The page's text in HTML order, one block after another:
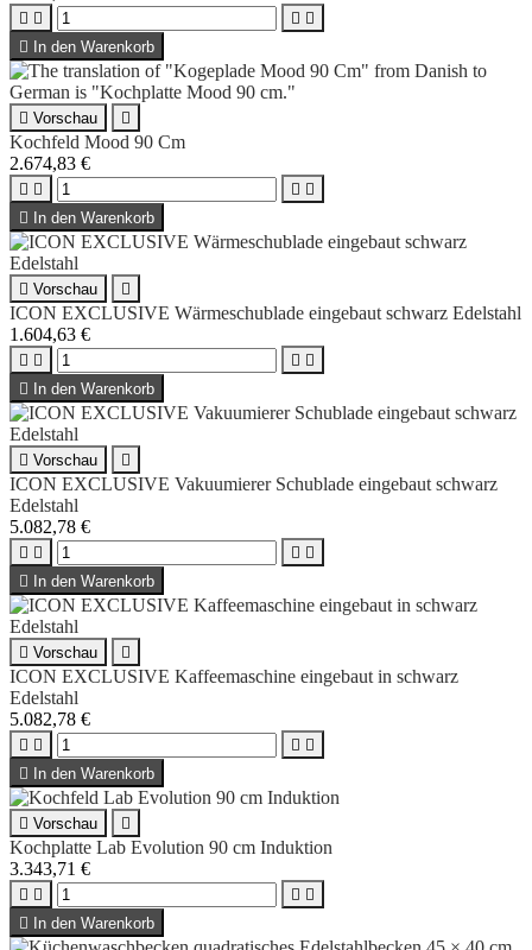
   

In den Warenkorb
 Vorschau 
Kochfeld Mood 90 Cm
2.674,83 €
   

In den Warenkorb
 Vorschau 
ICON EXCLUSIVE Wärmeschublade eingebaut schwarz Edelstahl
1.604,63 €
   

In den Warenkorb
 Vorschau 
ICON EXCLUSIVE Vakuumierer Schublade eingebaut schwarz
Edelstahl
5.082,78 €
   

In den Warenkorb
 Vorschau 
ICON EXCLUSIVE Kaffeemaschine eingebaut in schwarz
Edelstahl
5.082,78 €
   

In den Warenkorb
 Vorschau 
Kochplatte Lab Evolution 90 cm Induktion
3.343,71 €
   

In den Warenkorb